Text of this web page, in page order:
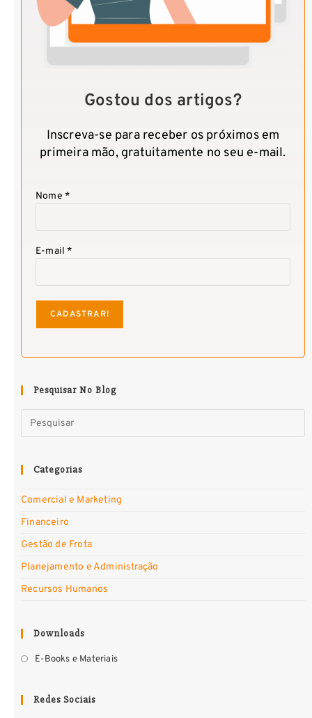
Gostou dos artigos?
Inscreva-se para receber os próximos em
primeira mão, gratuitamente no seu e-mail.
Nome *
E-mail *
Pesquisar No Blog
Categorias
Comercial e Marketing
Financeiro
Gestão de Frota
Planejamento e Administração
Recursos Humanos
Downloads
E-Books e Materiais
Redes Sociais